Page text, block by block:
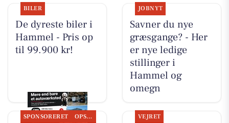
BILER
De dyreste biler i
Hammel - Pris op
til 99.900 kr!
JOBNYT
Savner du nye
græsgange? - Her
er nye ledige
stillinger i
Hammel og
omegn
SPONSORERET OPSLAGSTAVLEN VEJRET